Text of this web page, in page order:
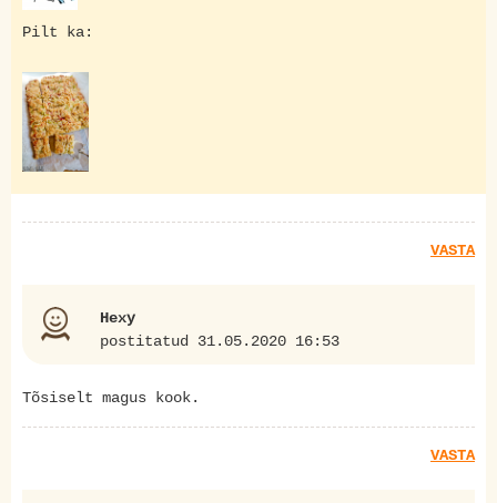
Pilt ka:
VASTA
Hexy
postitatud 31.05.2020 16:53
Tõsiselt magus kook.
VASTA